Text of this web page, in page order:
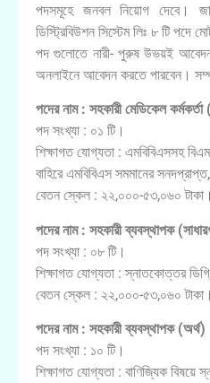
পদসমূহে জনবল নিয়োগ দেবে।
ডিস্ট্রিবিউশন সিস্টেম লিঃ ৮ টি
পদ গুলোতে নারী- পুরুষ উভয়ই আবেদন
অনলাইনে আবেদন করতে পারবেন।
পদের নাম : সহকারী মেডিকেল কর্মকর্তা
পদ সংখ্যা : ০১ টি।
শিক্ষাগত যোগ্যতা : এমবিবিএসসহ
বাহিরে এমবিবিএস সমমানের
বেতন স্কেল : ২২,০০০-৫৩,০৬০ টাকা।
পদের নাম : সহকারী ব্যবস্থাপক
পদ সংখ্যা : ০৮ টি।
শিক্ষাগত যোগ্যতা : স্নাতকোত্তর
বেতন স্কেল : ২২,০০০-৫৩,০৬০ টাকা।
পদের নাম : সহকারী ব্যবস্থাপক (অর্থ)
পদ সংখ্যা : ১০ টি।
শিক্ষাগত যোগ্যতা : বাণিজ্যিক বিষয়ে